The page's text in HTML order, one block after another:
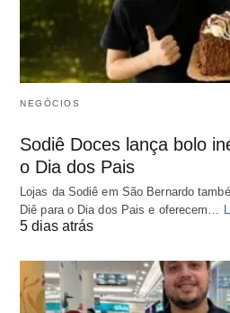
NEGÓCIOS
Sodiê Doces lança bolo
o Dia dos Pais
Lojas da Sodiê em São Bernardo
Diê para o Dia dos Pais e oferecem…
5 dias atrás